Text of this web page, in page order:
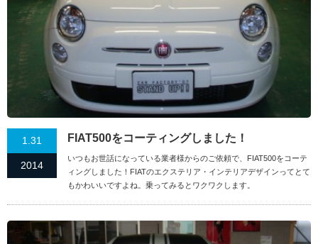
1.31
2014
FIAT500をコーティングしました！
いつもお世話になっている業者様からのご依頼で、FIAT500をコーテ
ィングしました！FIATのエクステリア・インテリアデザインってとて
もかわいいですよね。乗ってみるとワクワクします。